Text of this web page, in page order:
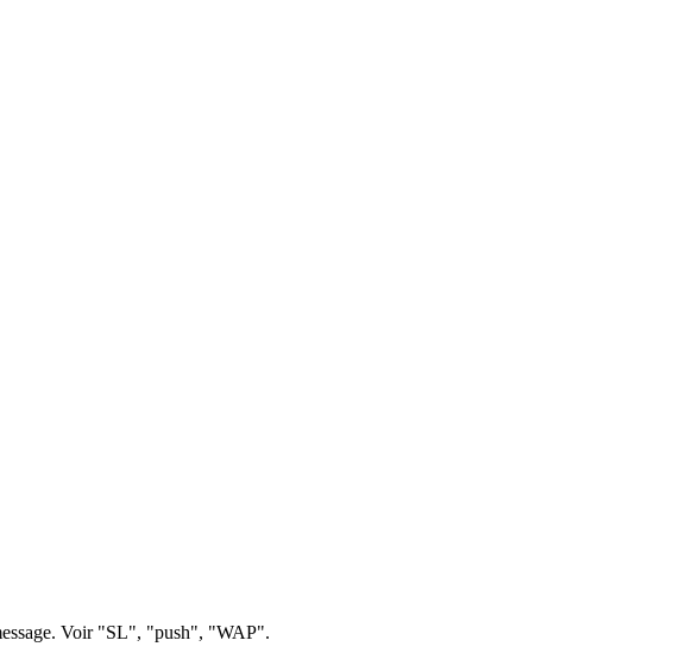
Voir "SL", "push", "WAP".